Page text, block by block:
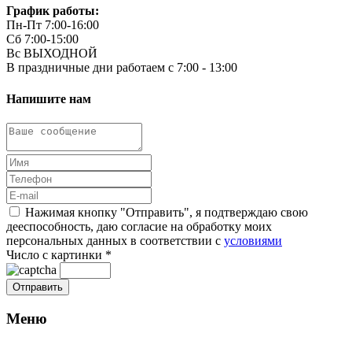
График работы:
Пн-Пт 7:00-16:00
Сб 7:00-15:00
Вс ВЫХОДНОЙ
В праздничные дни работаем с 7:00 - 13:00
Напишите нам
Нажимая кнопку "Отправить", я подтверждаю свою
дееспособность, даю согласие на обработку моих
персональных данных в соответствии с условиями
Число с картинки *
Меню